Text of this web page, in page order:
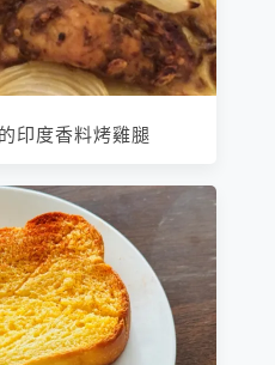
印度香料烤雞腿